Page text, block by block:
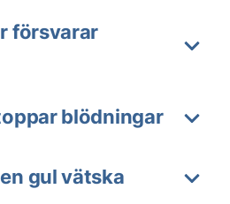
försvarar
blödningar
gul vätska